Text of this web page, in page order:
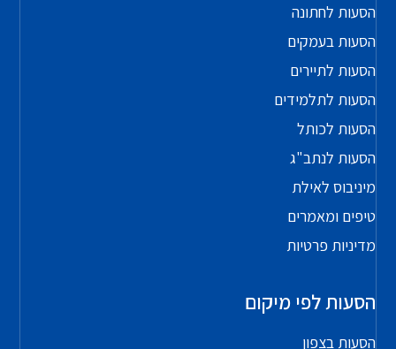
הסעות לחתונה
הסעות בעמקים
הסעות לתיירים
הסעות לתלמידים
הסעות לכותל
הסעות לנתב"ג
מיניבוס לאילת
טיפים ומאמרים
מדיניות פרטיות
הסעות לפי מיקום
הסעות בצפון